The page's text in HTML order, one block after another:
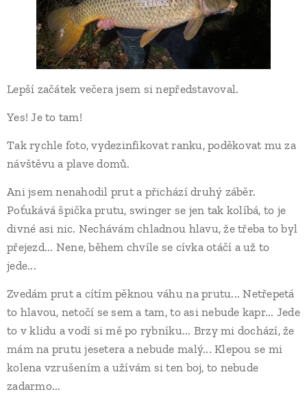
Lepší začátek večera jsem si nepředstavoval.
Yes! Je to tam!
Tak rychle foto, vydezinfikovat ranku, poděkovat mu za
návštěvu a plave domů.
Ani jsem nenahodil prut a přichází druhý záběr.
Poťukává špička prutu, swinger se jen tak kolíbá, to je
divné asi nic. Nechávám chladnou hlavu, že třeba to byl
přejezd... Nene, během chvíle se cívka otáčí a už to
jede...
Zvedám prut a cítím pěknou váhu na prutu... Netřepetá
to hlavou, netočí se sem a tam, to asi nebude kapr... Jede
to v klidu a vodí si mě po rybníku... Brzy mi dochází, že
mám na prutu jesetera a nebude malý... Klepou se mi
kolena vzrušením a užívám si ten boj, to nebude
zadarmo...